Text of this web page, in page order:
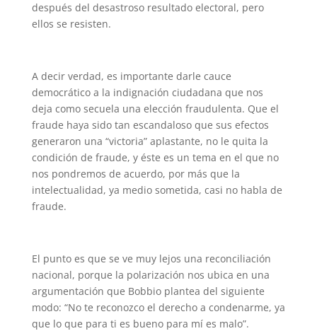
después del desastroso resultado electoral, pero
ellos se resisten.
A decir verdad, es importante darle cauce
democrático a la indignación ciudadana que nos
deja como secuela una elección fraudulenta. Que el
fraude haya sido tan escandaloso que sus efectos
generaron una “victoria” aplastante, no le quita la
condición de fraude, y éste es un tema en el que no
nos pondremos de acuerdo, por más que la
intelectualidad, ya medio sometida, casi no habla de
fraude.
El punto es que se ve muy lejos una reconciliación
nacional, porque la polarización nos ubica en una
argumentación que Bobbio plantea del siguiente
modo: “No te reconozco el derecho a condenarme, ya
que lo que para ti es bueno para mí es malo”.